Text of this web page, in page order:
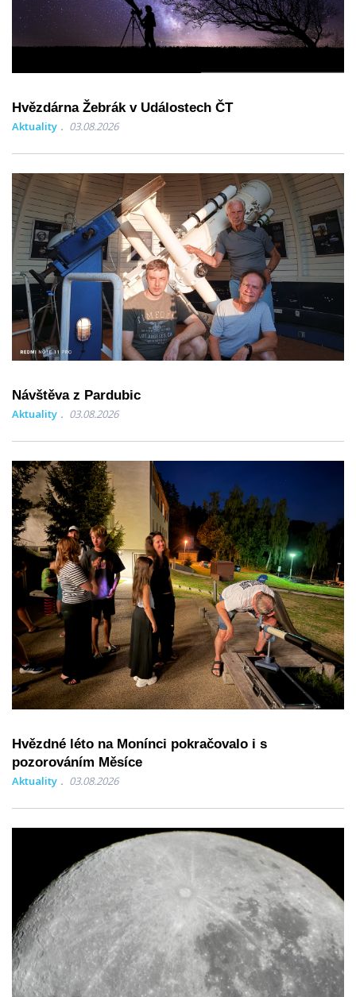
Hvězdárna Žebrák v Událostech ČT
Aktuality 03.08.2026
Návštěva z Pardubic
Aktuality 03.08.2026
Hvězdné léto na Monínci pokračovalo i s
pozorováním Měsíce
Aktuality 03.08.2026